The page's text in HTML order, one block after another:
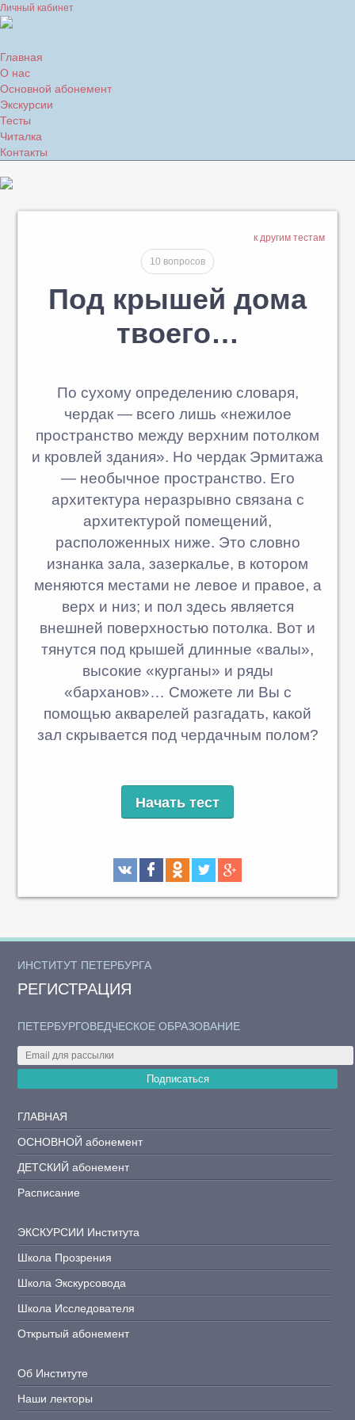
Личный кабинет
Главная
О нас
Основной абонемент
Экскурсии
Тесты
Читалка
Контакты
к другим тестам
10 вопросов
Под крышей дома
твоего…
По сухому определению словаря,
чердак — всего лишь «нежилое
пространство между верхним потолком
и кровлей здания». Но чердак Эрмитажа
— необычное пространство. Его
архитектура неразрывно связана с
архитектурой помещений,
расположенных ниже. Это словно
изнанка зала, зазеркалье, в котором
меняются местами не левое и правое, а
верх и низ; и пол здесь является
внешней поверхностью потолка. Вот и
тянутся под крышей длинные «валы»,
высокие «курганы» и ряды
«барханов»… Сможете ли Вы с
помощью акварелей разгадать, какой
зал скрывается под чердачным полом?
Начать тест
ИНСТИТУТ ПЕТЕРБУРГА
РЕГИСТРАЦИЯ
ГЛАВНАЯ
ОСНОВНОЙ абонемент
ДЕТСКИЙ абонемент
Расписание
ЭКСКУРСИИ Института
Школа Прозрения
Школа Экскурсовода
Школа Исследователя
Открытый абонемент
Об Институте
Наши лекторы
ПЕТЕРБУРГОВЕДЧЕСКОЕ ОБРАЗОВАНИЕ
Подписаться